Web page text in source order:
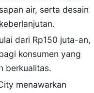
air, serta desain
dari Rp150 juta-an,
konsumen yang
berkualitas.
menawarkan